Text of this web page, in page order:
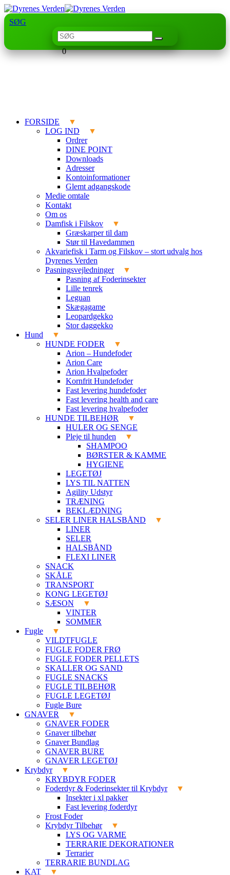
SØG
0
FORSIDE
LOG IND
Ordrer
DINE POINT
Downloads
Adresser
Kontoinformationer
Glemt adgangskode
Medie omtale
Kontakt
Om os
Damfisk i Filskov
Græskarper til dam
Stør til Havedammen
Akvariefisk i Tarm og Filskov – stort udvalg hos
Dyrenes Verden
Pasningsvejledninger
Pasning af Foderinsekter
Lille tenrek
Leguan
Skægagame
Leopardgekko
Stor daggekko
Hund
HUNDE FODER
Arion – Hundefoder
Arion Care
Arion Hvalpefoder
Kornfrit Hundefoder
Fast levering hundefoder
Fast levering health and care
Fast levering hvalpefoder
HUNDE TILBEHØR
HULER OG SENGE
Pleje til hunden
SHAMPOO
BØRSTER & KAMME
HYGIENE
LEGETØJ
LYS TIL NATTEN
Agility Udstyr
TRÆNING
BEKLÆDNING
SELER LINER HALSBÅND
LINER
SELER
HALSBÅND
FLEXI LINER
SNACK
SKÅLE
TRANSPORT
KONG LEGETØJ
SÆSON
VINTER
SOMMER
Fugle
VILDTFUGLE
FUGLE FODER FRØ
FUGLE FODER PELLETS
SKALLER OG SAND
FUGLE SNACKS
FUGLE TILBEHØR
FUGLE LEGETØJ
Fugle Bure
GNAVER
GNAVER FODER
Gnaver tilbehør
Gnaver Bundlag
GNAVER BURE
GNAVER LEGETØJ
Krybdyr
KRYBDYR FODER
Foderdyr & Foderinsekter til Krybdyr
Insekter i xl pakker
Fast levering foderdyr
Frost Foder
Krybdyr Tilbehør
LYS OG VARME
TERRARIE DEKORATIONER
Terrarier
TERRARIE BUNDLAG
KAT